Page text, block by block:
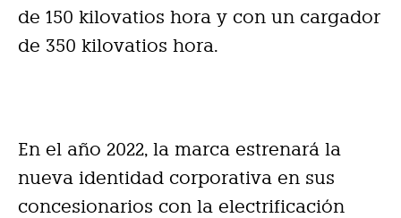
de 150 kilovatios hora y con un cargador
de 350 kilovatios hora.
En el año 2022, la marca estrenará la
nueva identidad corporativa en sus
concesionarios con la electrificación